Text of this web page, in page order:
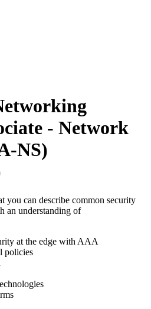
- Network
NS)
you can describe common security
an understanding of
at the edge with AAA
policies